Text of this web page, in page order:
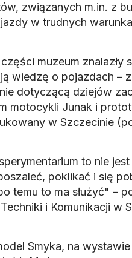
związanych m.in. z
w trudnych
muzeum znalazły
wiedzę o pojazdach –
dotyczącą dziejów
motocykli Junak i
w Szczecinie
to nie
poklikać i się
temu to ma służyć" –
i Komunikacji w
Smyka, na